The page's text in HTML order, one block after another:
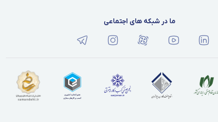
ما در شبکه های اجتماعی